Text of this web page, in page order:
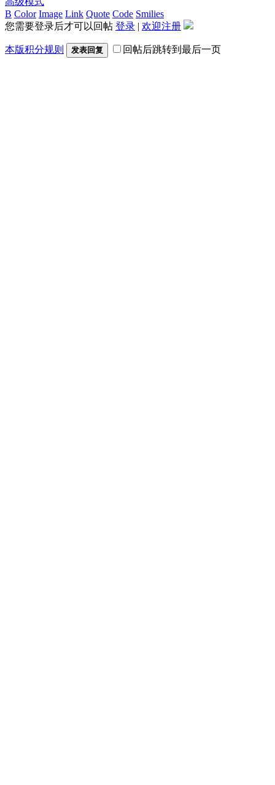
B Color Image Link Quote Code Smilies
您需要登录后才可以回帖 登录 | 欢迎注册
本版积分规则 发表回复 回帖后跳转到最后一页